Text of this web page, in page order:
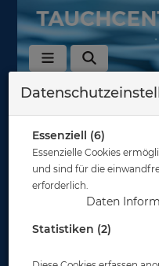
Essenziell (6)
Essenzielle Cookies
und sind für die
erforderlich.
Daten
Statistiken (2)